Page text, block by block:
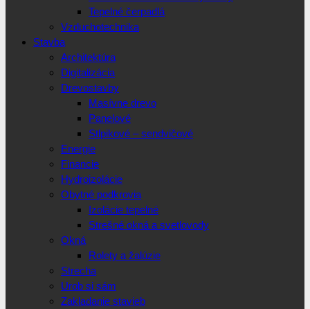
Tepelné čerpadlá
Vzduchotechnika
Stavba
Architektúra
Digitalizácia
Drevostavby
Masívne drevo
Panelové
Stlpikové – sendvičové
Energie
Financie
Hydroizolácie
Obytné podkrovia
Izolácie tepelné
Strešné okná a svetlovody
Okná
Rolety a žalúzie
Strecha
Urob si sám
Zakladanie stavieb